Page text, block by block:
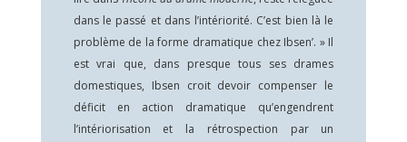
dans le passé et dans l’intériorité. C’est bien là le
problème de la forme dramatique chez Ibsen’. » Il
est vrai que, dans presque tous ses drames
domestiques, Ibsen croit devoir compenser le
déficit en action dramatique qu’engendrent
l’intériorisation et la rétrospection par un